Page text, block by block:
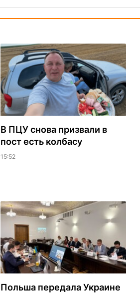
В ПЦУ снова призвали в
пост есть колбасу
15:52
Польша передала Украине